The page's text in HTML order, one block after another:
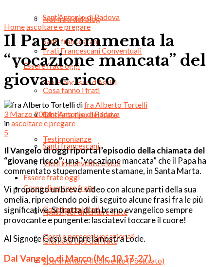
Sant’Antonio di Padova
Santi francescani
Essere frate oggi
Cosa fanno i frati
Giornata tipo del frate
Testimonianze
Vieni in convento e vedi
Come diventare frate
I passi per diventare frate
Corsi e percorsi vocazionali
Sperimentare il convento (Postulato)
Noi frati del blog
Frati Francescani Conventuali
San Francesco d’Assisi
Sant’Antonio di Padova
Santi francescani
Essere frate oggi
Cosa fanno i frati
Giornata tipo del frate
Homeascoltare e pregare
Il Papa commenta la
“vocazione mancata” del
giovane ricco
difra Alberto Tortelli
3 Marzo 2014
inascoltare e pregare
5
Il Vangelo di oggi riporta l’episodio della chiamata del
“giovane ricco”: una “vocazione mancata” che il Papa ha
commentato stupendamente stamane, in Santa Marta.
Vi propongo un breve video con alcune parti della sua
omelia, riprendendo poi di seguito alcune frasi fra le più
significative. Si tratta di un brano evangelico sempre
provocante e pungente: lasciatevi toccare il cuore!
Al Signore Gesù sempre la nostra Lode.
Dal Vangelo di Marco (Mc10,17-27)